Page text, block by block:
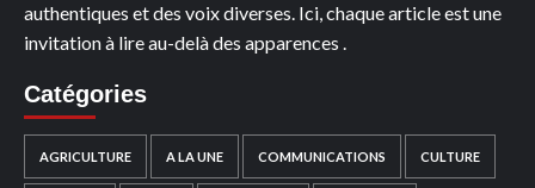
authentiques et des voix diverses. Ici, chaque article est une
invitation à lire au-delà des apparences .
Catégories
AGRICULTURE A LA UNE COMMUNICATIONS CULTURE